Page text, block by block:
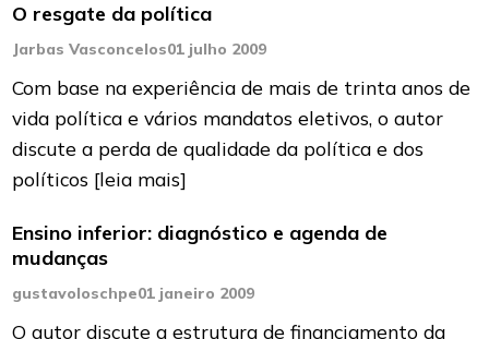
O resgate da política
Jarbas Vasconcelos01 julho 2009
Com base na experiência de mais de trinta anos de
vida política e vários mandatos eletivos, o autor
discute a perda de qualidade da política e dos
políticos [leia mais]
Ensino inferior: diagnóstico e agenda de
mudanças
gustavoIoschpe01 janeiro 2009
O autor discute a estrutura de financiamento da